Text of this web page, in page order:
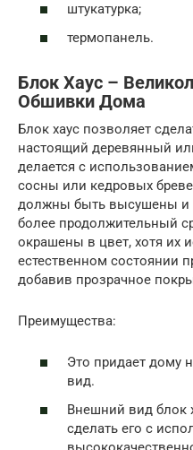
штукатурка;
термопанель.
Блок Хаус –
Обшивки Дома
Блок хаус позволяет
настоящий деревянный
делается с
сосны или кедровых
должны быть высушены и
более продолжительный
окрашены в цвет, хотя их
естественном состоянии
добавив прозрачное
Преимущества:
Это придает дому
вид.
Внешний вид блок
сделать его с